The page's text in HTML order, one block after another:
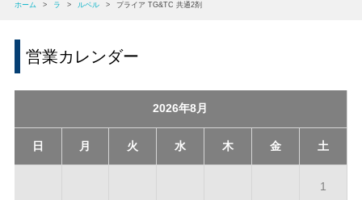
ホーム
> ラ > ルベル > プライア TG&TC 共通2剤
営業カレンダー
2026年8月
日 月 火 水 木 金 土
1